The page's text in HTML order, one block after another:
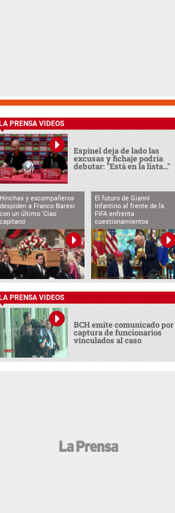
LA PRENSA VIDEOS
Espinel deja de lado las
excusas y fichaje podría
debutar: "Está en la lista..."
Hinchas y excompañeros
despiden a Franco Baresi
con un último 'Ciao
capitano'
El futuro de Gianni
Infantino al frente de la
FIFA enfrenta
cuestionamientos
PRENSA VIDEOS
BCH emite comunicado por
captura de funcionarios
vinculados al caso